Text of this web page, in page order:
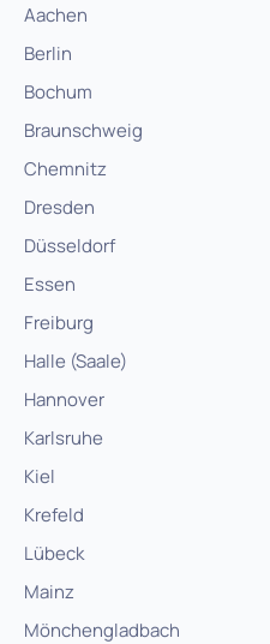
Aachen
Berlin
Bochum
Braunschweig
Chemnitz
Dresden
Düsseldorf
Essen
Freiburg
Halle (Saale)
Hannover
Karlsruhe
Kiel
Krefeld
Lübeck
Mainz
Mönchengladbach